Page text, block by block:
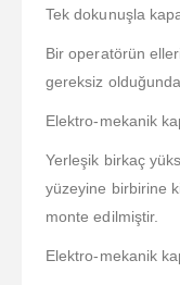
Tek dokunuşla
Bir operatörün
gereksiz
Elektro-mekanik
Yerleşik birkaç
yüzeyine birbirine
monte edilmiştir.
Elektro-mekanik